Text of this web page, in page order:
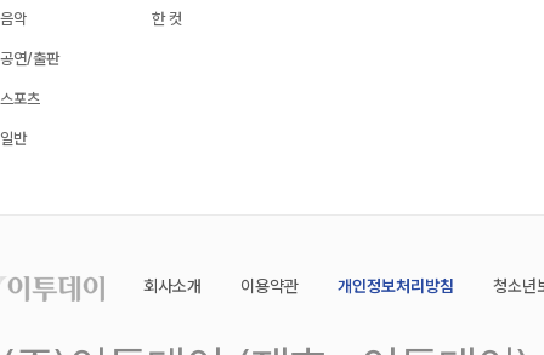
음악
공연/출판
스포츠
일반
한 컷
회사소개 이용약관 개인정보처리방침 청소년